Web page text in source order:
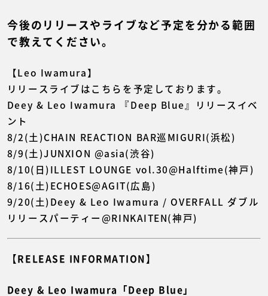
今後のリリースやライブなど予定を分かる範囲
で教えてください。
【Leo Iwamura】
リリースライブはこちらを予定しております。
Deey & Leo Iwamura 『Deep Blue』リリースイベ
ント
8/2(土)CHAIN REACTION BAR巡MIGURI(浜松)
8/9(土)JUNXION @asia(渋谷)
8/10(日)ILLEST LOUNGE vol.30@Halftime(神戸)
8/16(土)ECHOES@AGIT(広島)
9/20(土)Deey & Leo Iwamura / OVERFALL ダブル
リリースパーティー@RINKAITEN(神戸)
【RELEASE INFORMATION】
Deey & Leo Iwamura「Deep Blue」